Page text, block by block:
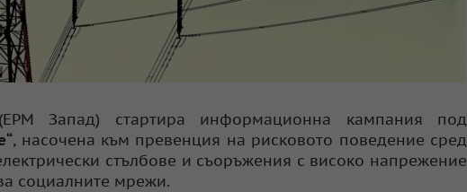
Запад) стартира информационна кампания под
, насочена към превенция на рисковото поведение сред
стълбове и съоръжения с високо напрежение
социалните мрежи.